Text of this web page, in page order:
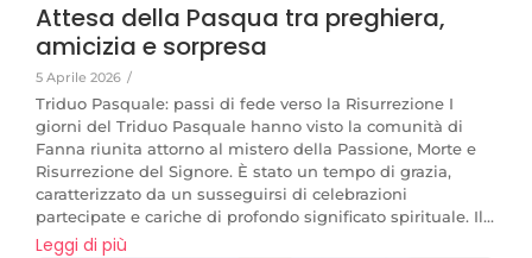
Attesa della Pasqua tra preghiera,
amicizia e sorpresa
5 Aprile 2026 /
Triduo Pasquale: passi di fede verso la Risurrezione I
giorni del Triduo Pasquale hanno visto la comunità di
Fanna riunita attorno al mistero della Passione, Morte e
Risurrezione del Signore. È stato un tempo di grazia,
caratterizzato da un susseguirsi di celebrazioni
partecipate e cariche di profondo significato spirituale. Il...
Leggi di più